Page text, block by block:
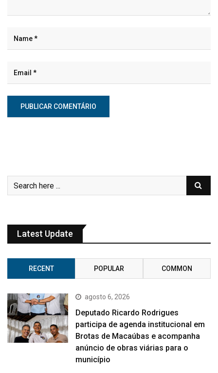
Latest Update
RECENT POPULAR COMMON
agosto 6, 2026
Deputado Ricardo Rodrigues
participa de agenda institucional em
Brotas de Macaúbas e acompanha
anúncio de obras viárias para o
município